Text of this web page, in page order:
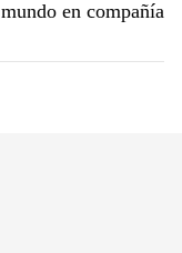
mundo en compañía